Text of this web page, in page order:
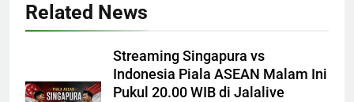
Related News
Streaming Singapura vs
Indonesia Piala ASEAN Malam Ini
Pukul 20.00 WIB di Jalalive